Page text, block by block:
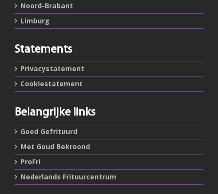
Noord-Brabant
Limburg
Statements
Privacystatement
Cookiestatement
Belangrijke links
Goed Gefrituurd
Met Goud Bekroond
ProFri
Nederlands Frituurcentrum